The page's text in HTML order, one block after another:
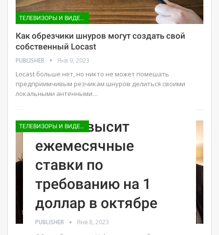
ТЕЛЕВИЗОРЫ И ВИДЕО ПРИСТАВКИ
Как обрезчики шнуров могут создать свой
собственный Locast
PUBLISHER Янв 9, 2023
Locast больше нет, но никто не может помешать
предприимчивым резчикам шнуров делиться своими
локальными антенными…
ТЕЛЕВИЗОРЫ И ВИДЕО ПРИСТАВКИ
Hulu повысит
ежемесячные
ставки по
требованию на 1
доллар в октябре
PUBLISHER Янв 8, 2023